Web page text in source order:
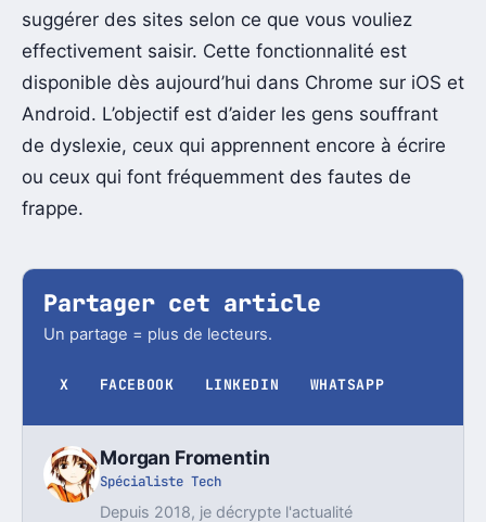
suggérer des sites selon ce que vous vouliez
effectivement saisir. Cette fonctionnalité est
disponible dès aujourd’hui dans Chrome sur iOS et
Android. L’objectif est d’aider les gens souffrant
de dyslexie, ceux qui apprennent encore à écrire
ou ceux qui font fréquemment des fautes de
frappe.
Partager cet article
Un partage = plus de lecteurs.
X FACEBOOK LINKEDIN WHATSAPP
Morgan Fromentin
Spécialiste Tech
Depuis 2018, je décrypte l'actualité